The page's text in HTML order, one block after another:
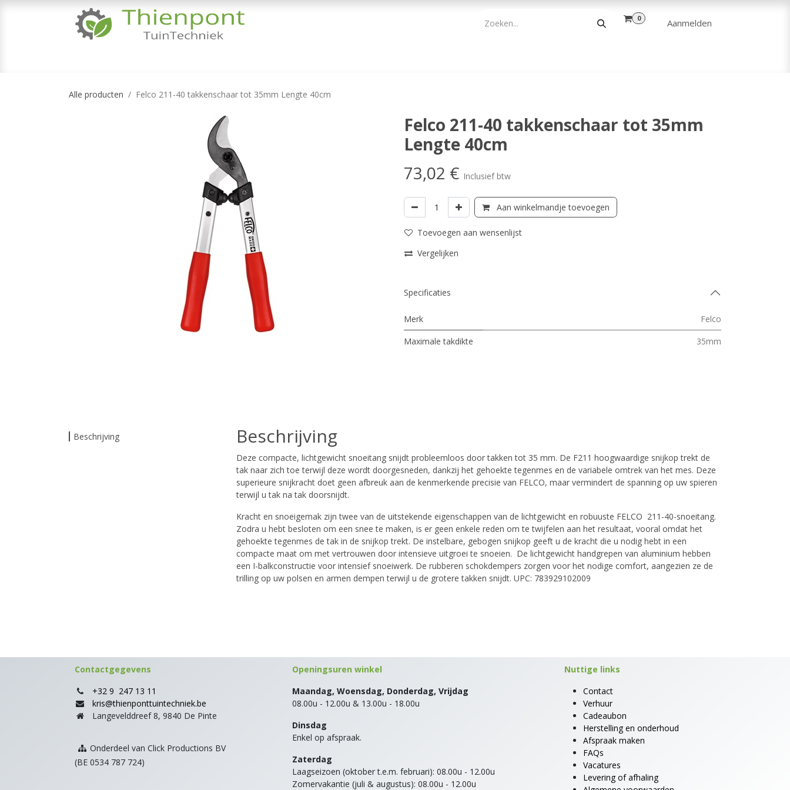
0 Aanmelden
Alle producten Felco 211-40 takkenschaar tot 35mm Lengte 40cm
Felco 211-40 takkenschaar tot 35mm
Lengte 40cm
73,02 € Inclusief btw
Aan winkelmandje toevoegen
Toevoegen aan wensenlijst
Vergelijken
Specificaties
Merk
Felco
Maximale takdikte
35mm
Beschrijving Beschrijving
Deze compacte, lichtgewicht snoeitang snijdt probleemloos door takken tot 35 mm. De F211 hoogwaardige snijkop trekt de
tak naar zich toe terwijl deze wordt doorgesneden, dankzij het gehoekte tegenmes en de variabele omtrek van het mes. Deze
superieure snijkracht doet geen afbreuk aan de kenmerkende precisie van FELCO, maar vermindert de spanning op uw spieren
terwijl u tak na tak doorsnijdt.
Kracht en snoeigemak zijn twee van de uitstekende eigenschappen van de lichtgewicht en robuuste FELCO 211-40-snoeitang.
Zodra u hebt besloten om een ​​snee te maken, is er geen enkele reden om te twijfelen aan het resultaat, vooral omdat het
gehoekte tegenmes de tak in de snijkop trekt. De instelbare, gebogen snijkop geeft u de kracht die u nodig hebt in een
compacte maat om met vertrouwen door intensieve uitgroei te snoeien. De lichtgewicht handgrepen van aluminium hebben
een I-balkconstructie voor intensief snoeiwerk. De rubberen schokdempers zorgen voor het nodige comfort, aangezien ze de
trilling op uw polsen en armen dempen terwijl u de grotere takken snijdt. UPC: 783929102009
Openingsuren winkel
Maandag, Woensdag, Donderdag, Vrijdag
08.00u - 12.00u & 13.00u - 18.00u
Dinsdag
Enkel op afspraak.
Zaterdag
Laagseizoen (oktober t.e.m. februari): 08.00u - 12.00u
Zomervakantie (juli & augustus): 08.00u - 12.00u
Contactgegevens
+32 9 247 13 11
kris@thienponttuintechniek.be
Langevelddreef 8, 9840 De Pinte
Onderdeel van Click Productions BV
(BE 0534 787 724)
Nuttige links
Contact
Verhuur
Cadeaubon
Herstelling en onderhoud
Afspraak maken
FAQs
Vacatures
Levering of afhaling